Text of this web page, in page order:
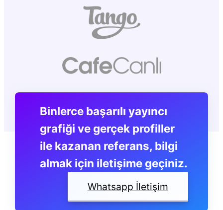
Binlerce başarılı yayıncı
grafiği ve gerçek profiller
ile kazanan referans, bilgi
almak için iletişime geçiniz.
Whatsapp İletişim